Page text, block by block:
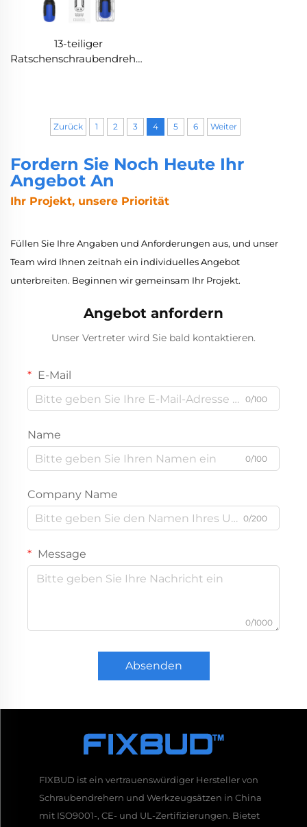
13-teiliger
Ratschenschraubendreher
Zurück 1 2 3 4 5 6 Weiter
Fordern Sie Noch Heute Ihr
Angebot An
Ihr Projekt, unsere Priorität
Füllen Sie Ihre Angaben und Anforderungen aus, und unser
Team wird Ihnen zeitnah ein individuelles Angebot
unterbreiten. Beginnen wir gemeinsam Ihr Projekt.
Angebot anfordern
Unser Vertreter wird Sie bald kontaktieren.
E-Mail
0/100
Name
0/100
Company Name
0/200
Message
0/1000
Absenden
FIXBUD ist ein vertrauenswürdiger Hersteller von
Schraubendrehern und Werkzeugsätzen in China
mit ISO9001-, CE- und UL-Zertifizierungen. Bietet